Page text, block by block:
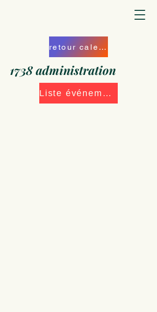
retour calendrier
1738 administration
Liste événements